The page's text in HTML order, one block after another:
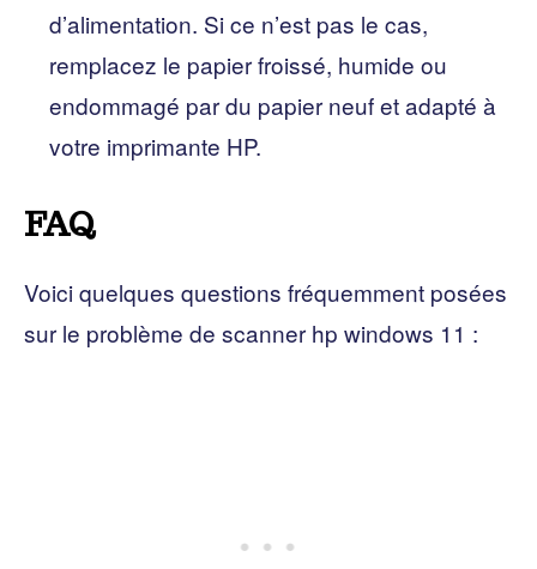
d’alimentation. Si ce n’est pas le cas,
remplacez le papier froissé, humide ou
endommagé par du papier neuf et adapté à
votre imprimante HP.
FAQ
Voici quelques questions fréquemment posées
sur le problème de scanner hp windows 11 :